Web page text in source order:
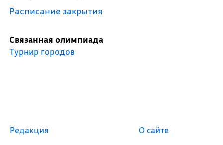
Расписание закрытия
Связанная олимпиада
Турнир городов
Редакция
О сайте